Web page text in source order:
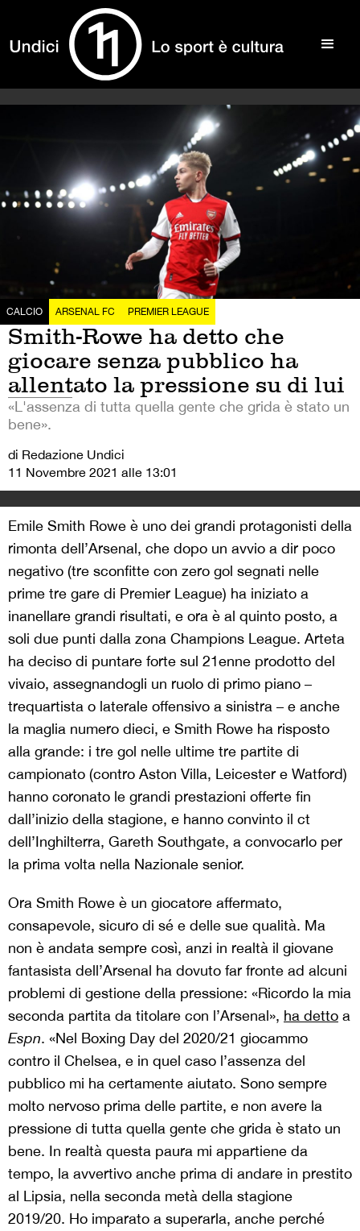
CALCIO ARSENAL FC PREMIER LEAGUE
Smith-Rowe ha detto che
giocare senza pubblico ha
allentato la pressione su di lui
«L'assenza di tutta quella gente che grida è stato un
bene».
di Redazione Undici
11 Novembre 2021 alle 13:01
Emile Smith Rowe è uno dei grandi protagonisti della
rimonta dell’Arsenal, che dopo un avvio a dir poco
negativo (tre sconfitte con zero gol segnati nelle
prime tre gare di Premier League) ha iniziato a
inanellare grandi risultati, e ora è al quinto posto, a
soli due punti dalla zona Champions League. Arteta
ha deciso di puntare forte sul 21enne prodotto del
vivaio, assegnandogli un ruolo di primo piano –
trequartista o laterale offensivo a sinistra – e anche
la maglia numero dieci, e Smith Rowe ha risposto
alla grande: i tre gol nelle ultime tre partite di
campionato (contro Aston Villa, Leicester e Watford)
hanno coronato le grandi prestazioni offerte fin
dall’inizio della stagione, e hanno convinto il ct
dell’Inghilterra, Gareth Southgate, a convocarlo per
la prima volta nella Nazionale senior.
Ora Smith Rowe è un giocatore affermato,
consapevole, sicuro di sé e delle sue qualità. Ma
non è andata sempre così, anzi in realtà il giovane
fantasista dell’Arsenal ha dovuto far fronte ad alcuni
problemi di gestione della pressione: «Ricordo la mia
seconda partita da titolare con l’Arsenal», ha detto a
Espn. «Nel Boxing Day del 2020/21 giocammo
contro il Chelsea, e in quel caso l’assenza del
pubblico mi ha certamente aiutato. Sono sempre
molto nervoso prima delle partite, e non avere la
pressione di tutta quella gente che grida è stato un
bene. In realtà questa paura mi appartiene da
tempo, la avvertivo anche prima di andare in prestito
al Lipsia, nella seconda metà della stagione
2019/20. Ho imparato a superarla, anche perché